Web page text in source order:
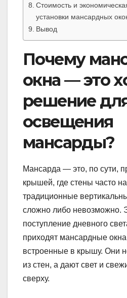
Стоимость и
установки мансардных
Вывод
Почему
окна — это
решение
освещения
мансарды?
Мансарда — это, по сути,
крышей, где стены часто
традиционные
сложно либо невозможно.
поступление дневного
приходят мансардные
встроенные в крышу. Они
из стен, а дают свет и
сверху.